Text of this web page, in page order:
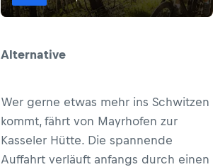
Alternative
Wer gerne etwas mehr ins Schwitzen
kommt, fährt von Mayrhofen zur
Kasseler Hütte. Die spannende
Auffahrt verläuft anfangs durch einen